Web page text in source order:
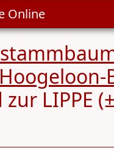
Online
LIPPE